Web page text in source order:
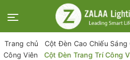
Trang chủ
Cột Đèn Cao Chiếu Sáng
Công Viên
Cột Đèn Trang Trí Công